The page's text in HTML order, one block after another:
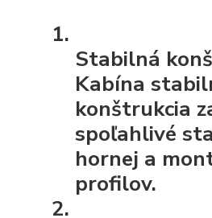
Stabilná
Kabína
konštrukcia
spoľahlivé
hornej a
profilov.